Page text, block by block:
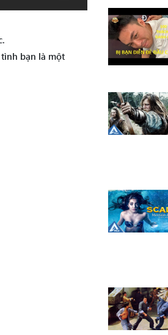
bạn là một